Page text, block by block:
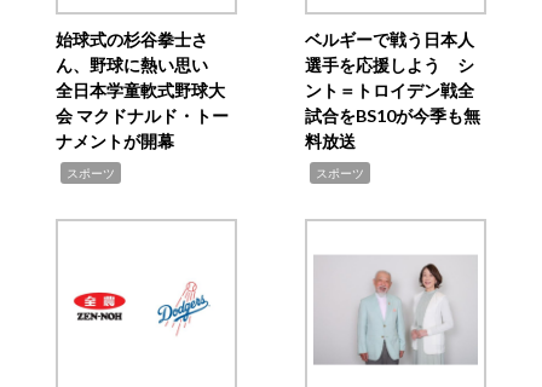
始球式の杉谷拳士さ
ん、野球に熱い思い
全日本学童軟式野球大
会 マクドナルド・トー
ナメントが開幕
スポーツ
ベルギーで戦う日本人
選手を応援しよう シ
ント＝トロイデン戦全
試合をBS10が今季も無
料放送
スポーツ